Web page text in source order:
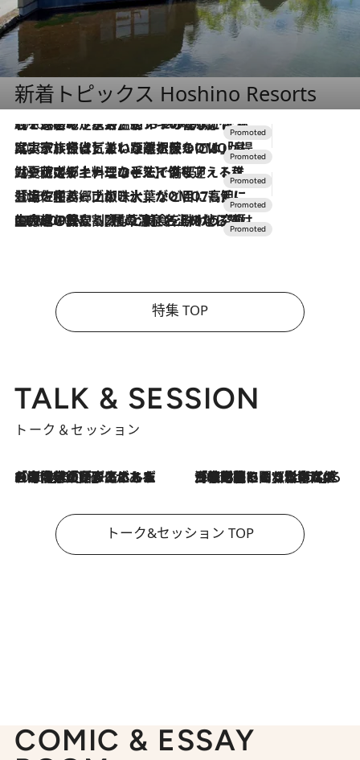
新着トピックス Hoshino Resorts
2026.8.7
【トンボの足水浴】ヒノキの香りに包まれて涼感マックス！約13℃の湧水かけ流しを避暑地「星野温泉 トンボの湯」で体験
2026.7.31
【ホテル帰省】という選択肢をOMOが提案。家族とほどよい距離を保つには「昼は実家、夜は気兼ねなくホテルで！」
2026.7.24
【夏限定ディナーコース】旬を迎える稚鮎や花ズッキーニなどをイタリア・トスカーナの郷土料理の手法で満喫！
2026.7.17
「土佐和ハーブかき氷」がOMO7高知に登場！生姜、山椒、大葉など目にも舌にも涼を呼ぶ郷土の味
2026.7.10
NEW OPEN！【界 草津】名湯の地に誕生。趣の異なる2種の温泉と上州ならではの会席・蕎麦割烹など美食を味わう究極の癒やし旅
特集 TOP
TALK & SESSION
トーク＆セッション
2026.8.3
「今後値上げがあるとすれば…」「リスクがあるのは今年の冬」エネルギー専門家が語る、ホルムズ海峡封鎖が家庭にもたらす“ある心配” 2026.8.3
「住宅建てられない…」「サーチャージ料の高値が続いている」ホルムズ海峡封鎖による影響はいつまで続く？《エネルギー専門家に聞く“どうなる日本の暮らし”》
トーク&セッション TOP
COMIC & ESSAY